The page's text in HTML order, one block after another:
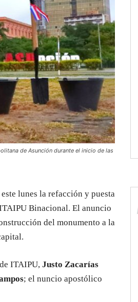
de Asunción durante el inicio de las
lunes la refacción y puesta
Binacional. El anuncio
del monumento a la
ITAIPU, Justo Zacarías
; el nuncio apostólico